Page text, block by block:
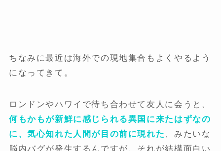
ちなみに最近は海外での現地集合もよくやるよう
になってきて。
ロンドンやハワイで待ち合わせて友人に会うと、
何もかもが新鮮に感じられる異国に来たはずなの
に、気心知れた人間が目の前に現れた 、みたいな
脳内バグが発生するんですが、それが結構面白い